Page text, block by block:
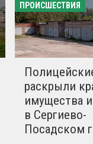
ПРОИСШЕСТВИЯ
раскрыли
имущества
в Сергиево-
Посадском